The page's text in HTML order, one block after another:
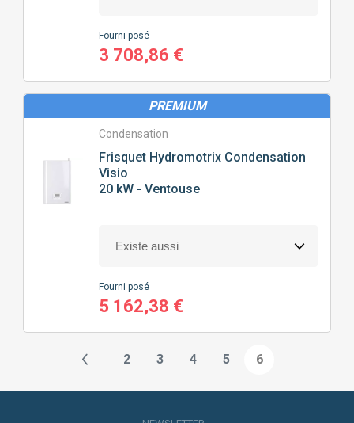
Fourni posé
3 708,86 €
PREMIUM
Condensation
Frisquet Hydromotrix Condensation
Visio
20 kW - Ventouse
Fourni posé
5 162,38 €
2 3 4 5 6